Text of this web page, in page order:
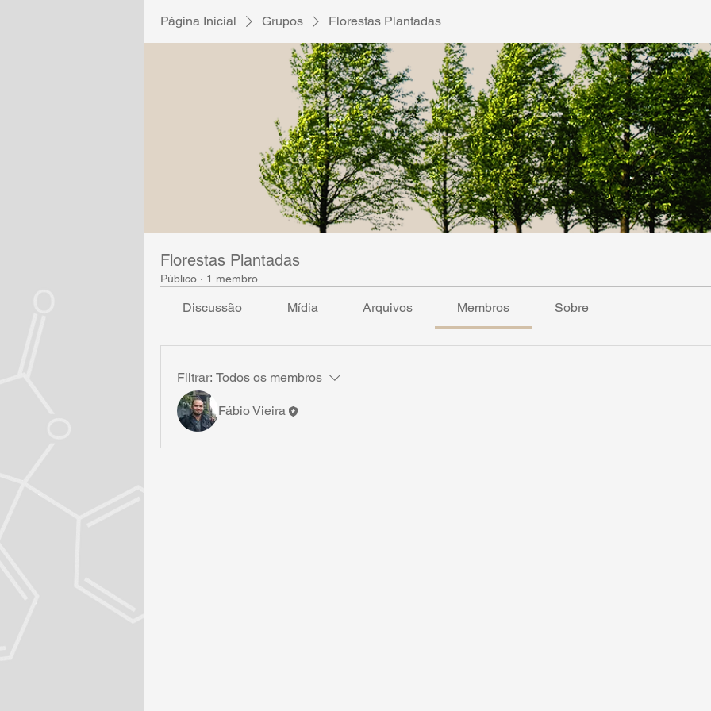
Página Inicial Grupos Florestas Plantadas
Florestas Plantadas
Público · 1 membro
Discussão Mídia Arquivos Membros Sobre
Filtrar: Todos os membros
Fábio Vieira